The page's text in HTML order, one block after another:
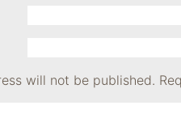
will not be published.